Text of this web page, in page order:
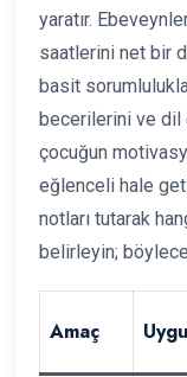
yaratır.
saatlerini net bir
basit
becerilerini ve dil
çocuğun
eğlenceli hale
notları tutarak
belirleyin;
Amaç